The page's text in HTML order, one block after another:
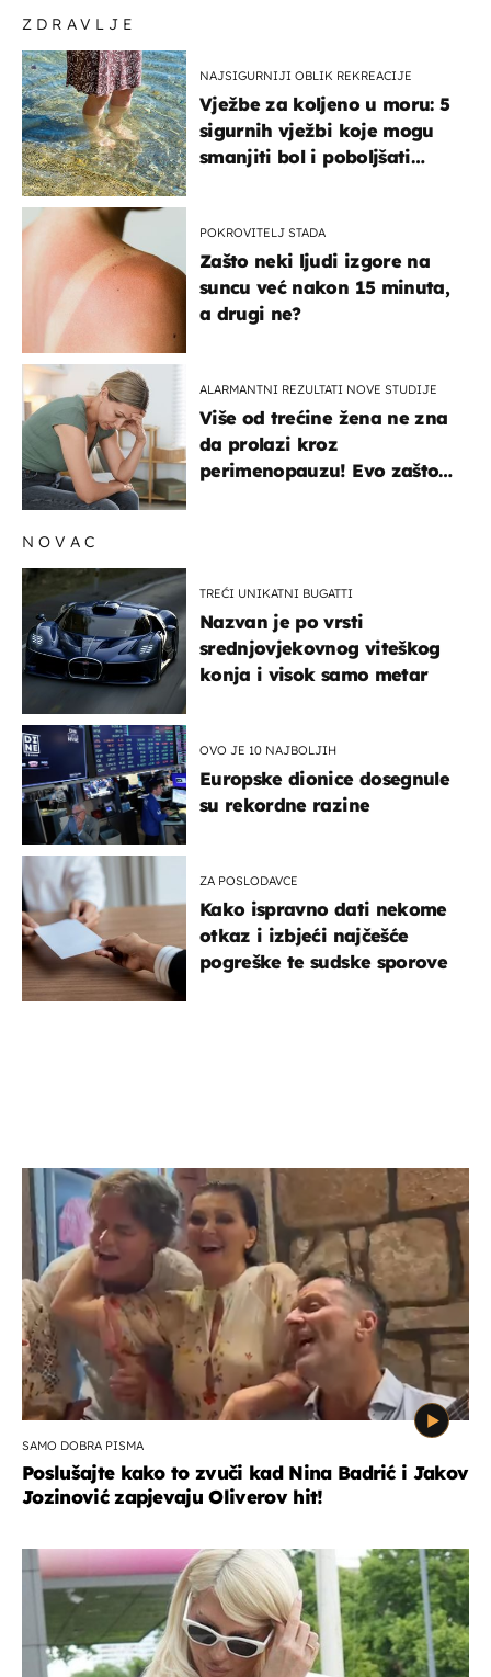
ZDRAVLJE
NAJSIGURNIJI OBLIK REKREACIJE
Vježbe za koljeno u moru: 5
sigurnih vježbi koje mogu
smanjiti bol i poboljšati
POKROVITELJ STADA
Zašto neki ljudi izgore na
suncu već nakon 15 minuta,
a drugi ne?
ALARMANTNI REZULTATI NOVE STUDIJE
Više od trećine žena ne zna
da prolazi kroz
perimenopauzu! Evo zašto
NOVAC
TREĆI UNIKATNI BUGATTI
Nazvan je po vrsti
srednjovjekovnog viteškog
konja i visok samo metar
OVO JE 10 NAJBOLJIH
Europske dionice dosegnule
su rekordne razine
ZA POSLODAVCE
Kako ispravno dati nekome
otkaz i izbjeći najčešće
pogreške te sudske sporove
SAMO DOBRA PISMA
Poslušajte kako to zvuči kad Nina Badrić i Jakov
Jozinović zapjevaju Oliverov hit!